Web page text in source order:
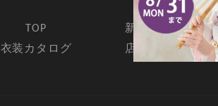
TOP 新着情報
衣装カタログ
店舗情報